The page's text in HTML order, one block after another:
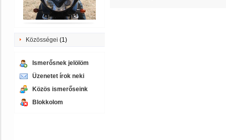
Közösségei (1)
Ismerősnek jelölöm
Üzenetet írok neki
Közös ismerőseink
Blokkolom